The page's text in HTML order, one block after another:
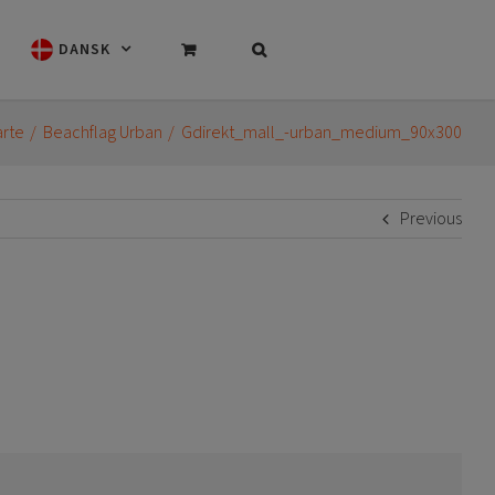
DANSK
Beachflag Urban Gdirekt_mall_-urban_medium_90x300
Previous